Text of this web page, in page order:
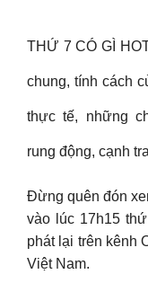
THỨ 7 CÓ GÌ
chung, tính cách
thực tế, những
rung động, cạnh
Đừng quên đón
vào lúc 17h15
phát lại trên kênh
Việt Nam.